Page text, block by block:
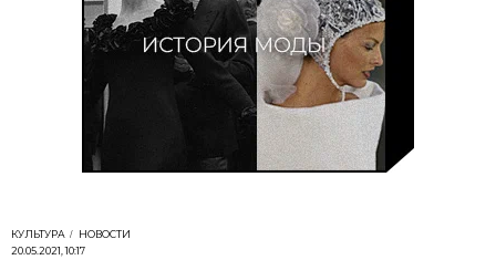
КУЛЬТУРА
НОВОСТИ
20.05.2021, 10:17